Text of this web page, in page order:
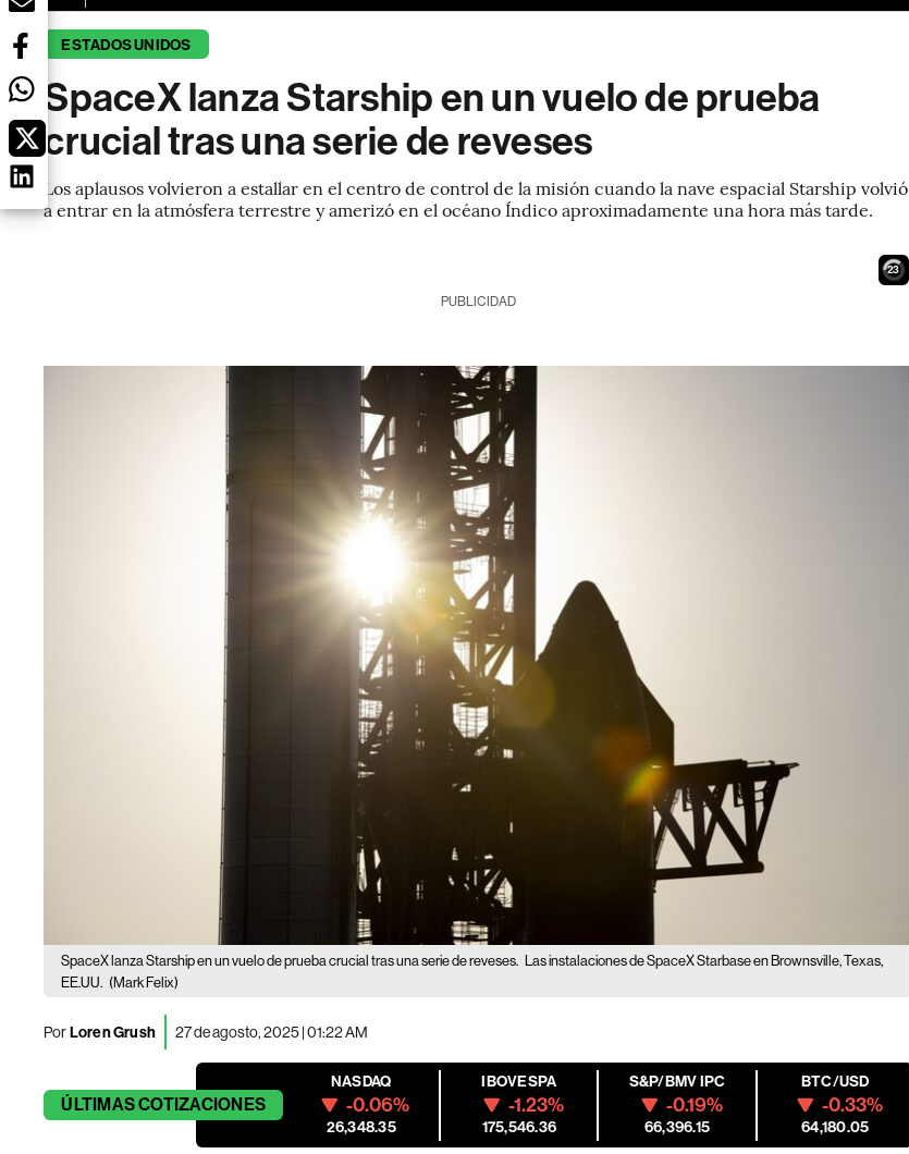
ESTADOS UNIDOS
SpaceX lanza Starship en un vuelo de prueba
crucial tras una serie de reveses
Los aplausos volvieron a estallar en el centro de control de la misión cuando la nave espacial Starship volvió
a entrar en la atmósfera terrestre y amerizó en el océano Índico aproximadamente una hora más tarde.
22
PUBLICIDAD
SpaceX lanza Starship en un vuelo de prueba crucial tras una serie de reveses. Las instalaciones de SpaceX Starbase en Brownsville, Texas,
EE.UU. (Mark Felix)
PorLoren Grush 27 de agosto, 2025 | 01:22 AM
ÚLTIMASCOTIZACIONES
NASDAQ
-0.06%
26,348.35
IBOVESPA
-1.23%
175,546.36
S&P/BMV IPC
-0.19%
66,396.15
BTC/USD
-0.33%
64,180.05